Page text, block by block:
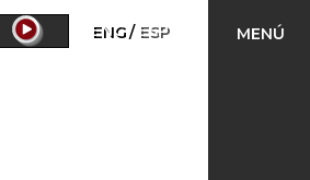
ENG ESP MENÚ